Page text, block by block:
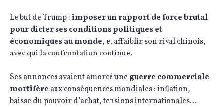
Le but de Trump :imposer un rapport de force brutal
pour dicter ses conditions politiques et
économiques au monde, et affaiblir son rival chinois,
avec qui la confrontation continue.
Ses annonces avaient amorcé une guerre commerciale
mortifère aux conséquences mondiales : inflation,
baisse du pouvoir d’achat, tensions internationales…